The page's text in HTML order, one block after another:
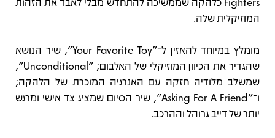
המוזיקלית שלה.
מומלץ במיוחד להאזין ל־"Your Favorite Toy", שיר הנושא
שהגדיר את הכיוון המוזיקלי של האלבום; "Unconditional",
שמשלב מלודיה חזקה עם האנרגיה המוכרת של הלהקה;
ו־"Asking For A Friend", שיר הסיום שמציג צד אישי ומרגש
יותר של דייב גרוהל וההרכב.